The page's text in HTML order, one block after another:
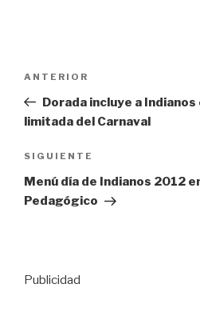
entradas
Entrada
anterior:
ANTERIOR
Dorada incluye a
limitada del Carnaval
Siguiente
entrada
SIGUIENTE
Menú día de Indianos 2012
Pedagógico
Publicidad